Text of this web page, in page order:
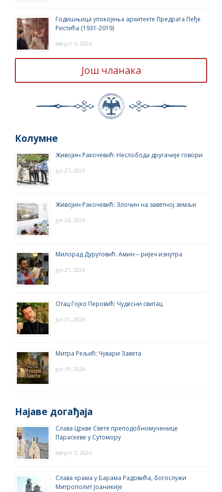
Годишњица упокојења архитекте Предрага Пеђе
Ристића (1931-2019)
август 5, 2026
Још чланака
Колумне
Живојин Ракочевић: Неслобода другачије говори
јул 27, 2026
Живојин Ракочевић: Злочин на заветној земљи
јул 24, 2026
Милорад Дурутовић: Амин – ријеч изнутра
јул 21, 2026
Отац Гојко Перовић: Чудесни свитац
јул 21, 2026
Митра Рељић: Чувари Завета
јул 19, 2026
Најаве догађаја
Слава Цркве Свете преподобномученице
Параскеве у Сутомору
август 5, 2026
Слава храма у Барама Радовића, богослужи
Митрополит Јоаникије